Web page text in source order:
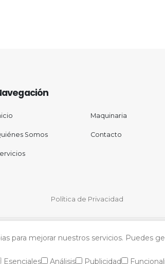
para mejorar nuestros servicios. Puedes
Esenciales Análisis Publicidad
Somos
Maquinaria
Contacto
Política de Privacidad